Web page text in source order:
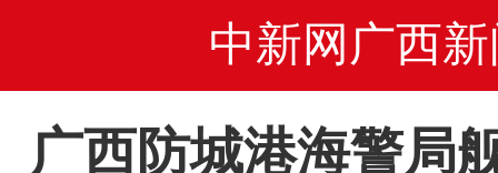
中新网广西新
广西防城港海警局